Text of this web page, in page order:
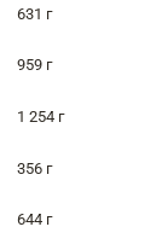
631 г
959 г
1 254 г
356 г
644 г